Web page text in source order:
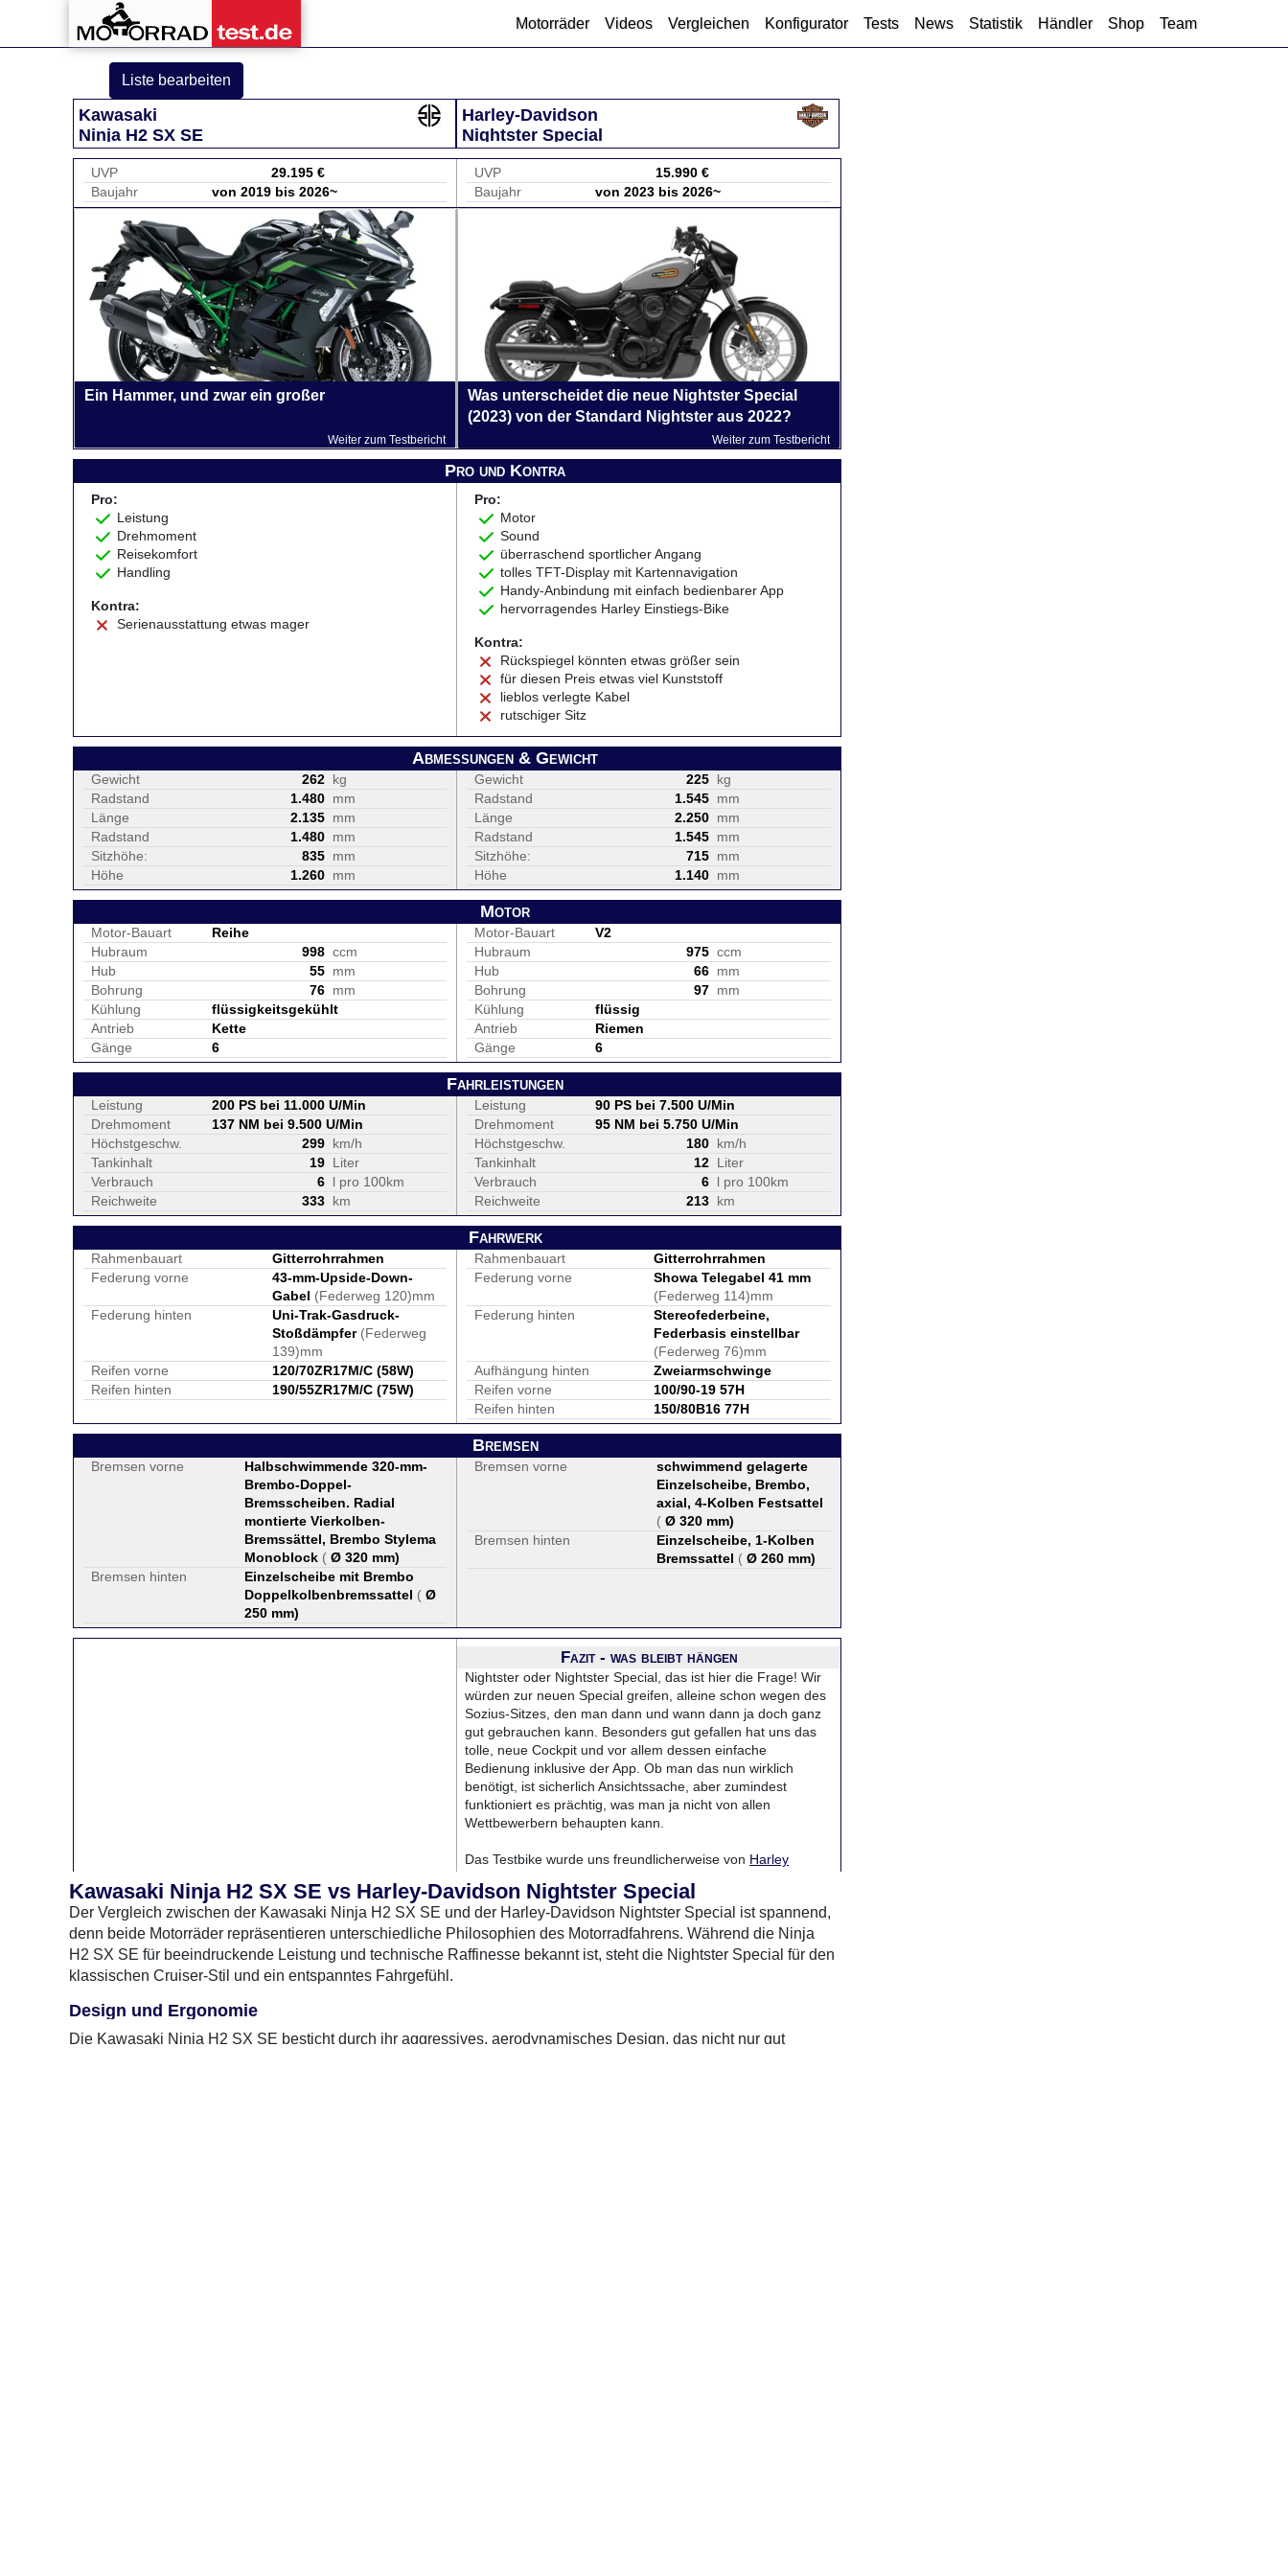
Motorräder Videos Vergleichen Konfigurator Tests News Statistik Händler Shop Team
Liste bearbeiten
Kawasaki
Ninja H2 SX SE
Harley-Davidson
Nightster Special
UVP
29.195 €
Baujahr
von 2019 bis 2026~
UVP
15.990 €
Baujahr
von 2023 bis 2026~
Ein Hammer, und zwar ein großer
Weiter zum Testbericht
Was unterscheidet die neue Nightster Special
(2023) von der Standard Nightster aus 2022?
Weiter zum Testbericht
Pro und Kontra
Pro:
Leistung
Drehmoment
Reisekomfort
Handling
Kontra:
Serienausstattung etwas mager
Pro:
Motor
Sound
überraschend sportlicher Angang
tolles TFT-Display mit Kartennavigation
Handy-Anbindung mit einfach bedienbarer App
hervorragendes Harley Einstiegs-Bike
Kontra:
Rückspiegel könnten etwas größer sein
für diesen Preis etwas viel Kunststoff
lieblos verlegte Kabel
rutschiger Sitz
Abmessungen & Gewicht
Gewicht 262 kg
Radstand
1.480 mm
Länge
2.135 mm
Radstand
1.480 mm
Sitzhöhe:
835 mm
Höhe
1.260 mm
Gewicht 225 kg
Radstand
1.545 mm
Länge
2.250 mm
Radstand
1.545 mm
Sitzhöhe:
715 mm
Höhe
1.140 mm
Motor
Motor-Bauart
Reihe
Hubraum
998 ccm
Hub
55 mm
Bohrung
76 mm
Kühlung
flüssigkeitsgekühlt
Antrieb
Kette
Gänge
6
Motor-Bauart
V2
Hubraum
975 ccm
Hub
66 mm
Bohrung
97 mm
Kühlung
flüssig
Antrieb
Riemen
Gänge
6
Fahrleistungen
Leistung
200 PS bei 11.000 U/Min
Drehmoment
137 NM bei 9.500 U/Min
Höchstgeschw.
299 km/h
Tankinhalt
19 Liter
Verbrauch
6 l pro 100km
Reichweite
333 km
Leistung
90 PS bei 7.500 U/Min
Drehmoment
95 NM bei 5.750 U/Min
Höchstgeschw.
180 km/h
Tankinhalt
12 Liter
Verbrauch
6 l pro 100km
Reichweite
213 km
Fahrwerk
Rahmenbauart
Gitterrohrrahmen
Federung vorne
43-mm-Upside-Down-
Gabel (Federweg 120)mm
Federung hinten
Uni-Trak-Gasdruck-
Stoßdämpfer(Federweg
139)mm
Reifen vorne
120/70ZR17M/C (58W)
Reifen hinten
190/55ZR17M/C (75W)
Rahmenbauart
Gitterrohrrahmen
Federung vorne
Showa Telegabel 41 mm
(Federweg 114)mm
Federung hinten
Stereofederbeine,
Federbasis einstellbar
(Federweg 76)mm
Aufhängung hinten
Zweiarmschwinge
Reifen vorne
100/90-19 57H
Reifen hinten
150/80B16 77H
Bremsen
Bremsen vorne
Halbschwimmende 320-mm-
Brembo-Doppel-
Bremsscheiben. Radial
montierte Vierkolben-
Bremssättel, Brembo Stylema
Monoblock ( Ø 320 mm)
Bremsen hinten
Einzelscheibe mit Brembo
Doppelkolbenbremssattel ( Ø
250 mm)
Bremsen vorne
schwimmend gelagerte
Einzelscheibe, Brembo,
axial, 4-Kolben Festsattel
( Ø 320 mm)
Bremsen hinten
Einzelscheibe, 1-Kolben
Bremssattel ( Ø 260 mm)
Fazit - was bleibt hängen
Nightster oder Nightster Special, das ist hier die Frage! Wir
würden zur neuen Special greifen, alleine schon wegen des
Sozius-Sitzes, den man dann und wann dann ja doch ganz
gut gebrauchen kann. Besonders gut gefallen hat uns das
tolle, neue Cockpit und vor allem dessen einfache
Bedienung inklusive der App. Ob man das nun wirklich
benötigt, ist sicherlich Ansichtssache, aber zumindest
funktioniert es prächtig, was man ja nicht von allen
Wettbewerbern behaupten kann.
Das Testbike wurde uns freundlicherweise von Harley
stehen die Nightster Special und die Standard Nightster als
Vorführer - neben vielen anderen schicken Harleys. Ein
Besuch bei HD Hiel lohnt sich immer, alleine schon wegen
des großen Angebots an gebrauchten Maschinen.
Kawasaki Ninja H2 SX SE vs Harley-Davidson Nightster Special
Der Vergleich zwischen der Kawasaki Ninja H2 SX SE und der Harley-Davidson Nightster Special ist spannend,
denn beide Motorräder repräsentieren unterschiedliche Philosophien des Motorradfahrens. Während die Ninja
H2 SX SE für beeindruckende Leistung und technische Raffinesse bekannt ist, steht die Nightster Special für den
klassischen Cruiser-Stil und ein entspanntes Fahrgefühl.
Design und Ergonomie
Die Kawasaki Ninja H2 SX SE besticht durch ihr aggressives, aerodynamisches Design, das nicht nur gut